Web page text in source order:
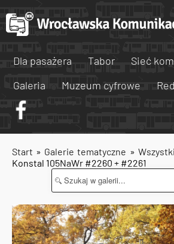
Dla pasażera Tabor
Sieć
Galeria
Muzeum cyfrowe
Start » Galerie tematyczne »
Konstal 105NaWr #2260 + #2261